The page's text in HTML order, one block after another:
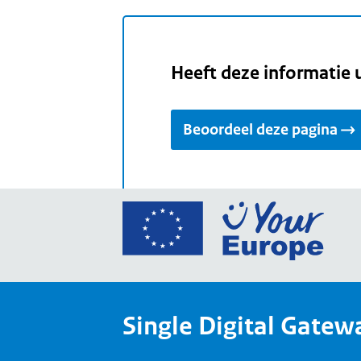
Heeft deze informatie
Beoordeel deze pagina
Ga
Your
Single Digital